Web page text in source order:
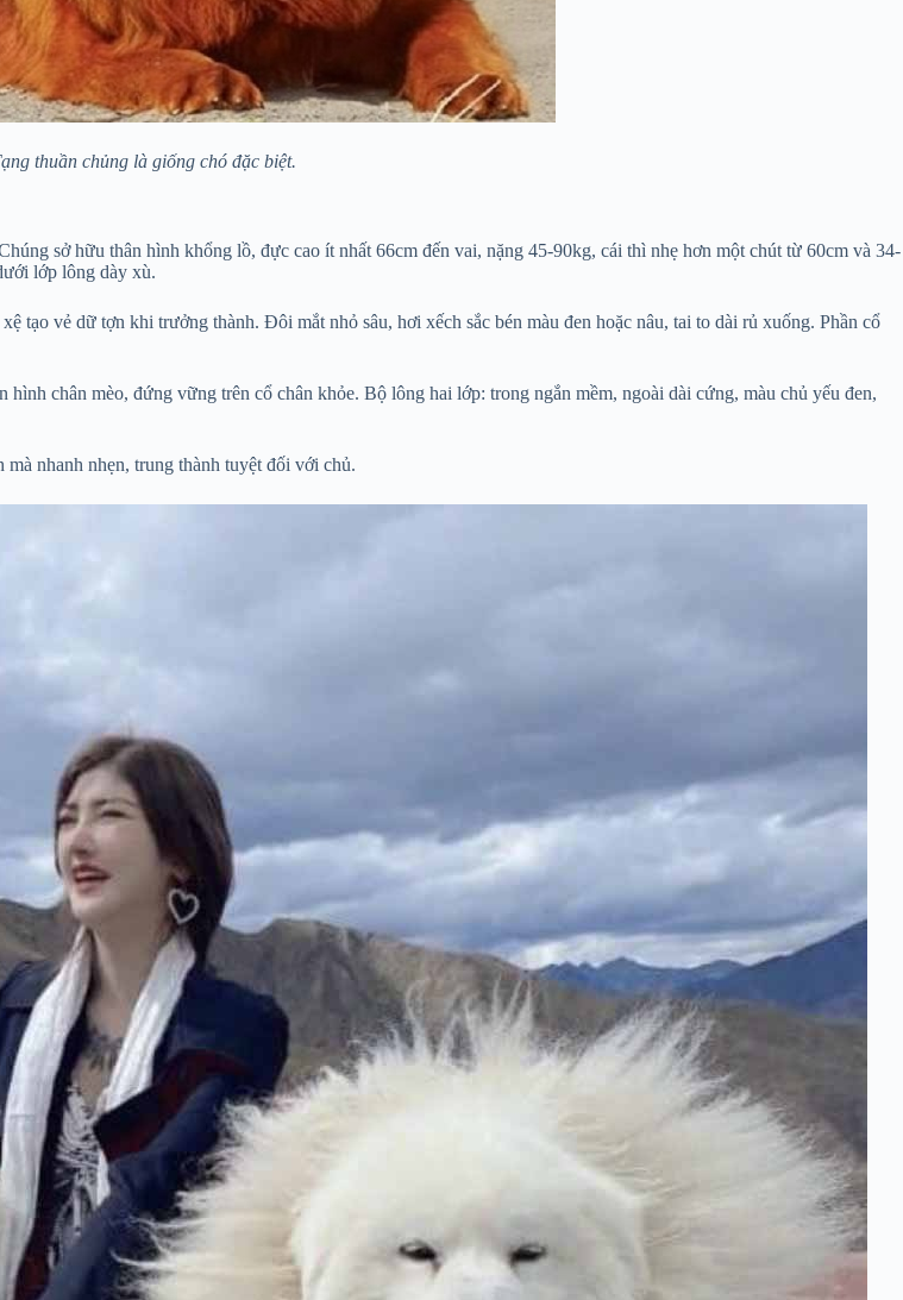
thuần chủng là giống chó đặc biệt.
sở hữu thân hình khổng lồ, đực cao ít nhất 66cm đến vai, nặng 45-90kg, cái thì nhẹ hơn một chút từ 60cm và 34-
lớp lông dày xù.
tạo vẻ dữ tợn khi trưởng thành. Đôi mắt nhỏ sâu, hơi xếch sắc bén màu đen hoặc nâu, tai to dài rủ xuống. Phần cổ
chân mèo, đứng vững trên cổ chân khỏe. Bộ lông hai lớp: trong ngắn mềm, ngoài dài cứng, màu chủ yếu đen,
nhanh nhẹn, trung thành tuyệt đối với chủ.